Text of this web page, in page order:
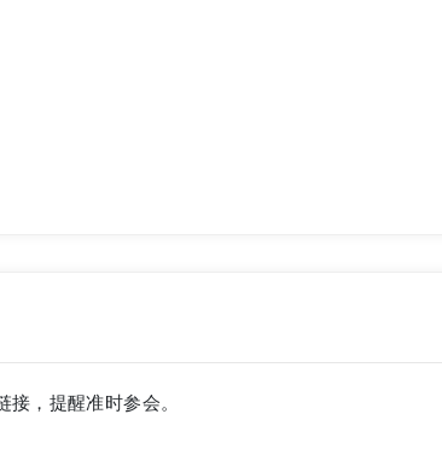
，提醒准时参会。